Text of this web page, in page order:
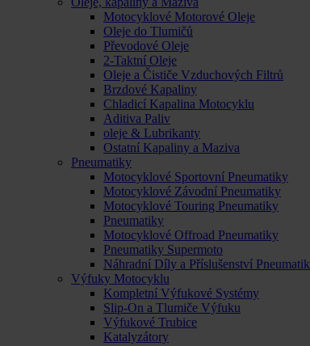
Motocyklové Motorové Oleje
Oleje do Tlumičů
Převodové Oleje
2-Taktní Oleje
Oleje a Čističe Vzduchových Filtrů
Brzdové Kapaliny
Chladicí Kapalina Motocyklu
Aditiva Paliv
oleje & Lubrikanty
Ostatní Kapaliny a Maziva
Pneumatiky
Motocyklové Sportovní Pneumatiky
Motocyklové Závodní Pneumatiky
Motocyklové Touring Pneumatiky
Pneumatiky
Motocyklové Offroad Pneumatiky
Pneumatiky Supermoto
Náhradní Díly a Příslušenství Pneumatik
Výfuky Motocyklu
Kompletní Výfukové Systémy
Slip-On a Tlumiče Výfuku
Výfukové Trubice
Katalyzátory